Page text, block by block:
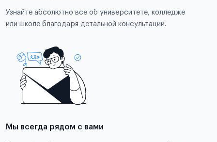
Узнайте абсолютно все об университете, колледже
или школе благодаря детальной консультации.
Мы всегда рядом с вами